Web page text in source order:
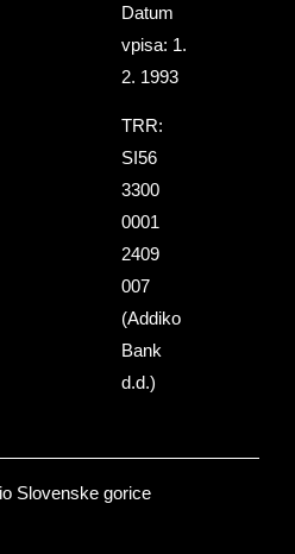
Datum
vpisa: 1.
2. 1993
TRR:
SI56
3300
0001
2409
007
(Addiko
Bank
d.d.)
Slovenske gorice